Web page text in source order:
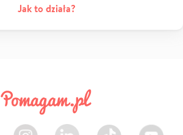
Jak to działa?
Instagram LinkedIn TikTok Youtube